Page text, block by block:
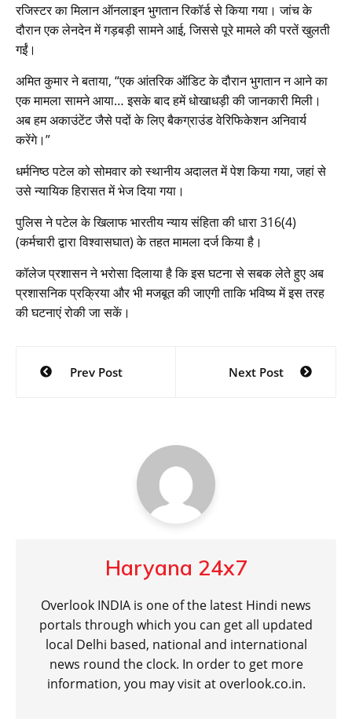
रजिस्टर का मिलान ऑनलाइन भुगतान रिकॉर्ड से किया गया। जांच के
दौरान एक लेनदेन में गड़बड़ी सामने आई, जिससे पूरे मामले की परतें खुलती
गईं।
अमित कुमार ने बताया, “एक आंतरिक ऑडिट के दौरान भुगतान न आने का
एक मामला सामने आया… इसके बाद हमें धोखाधड़ी की जानकारी मिली।
अब हम अकाउंटेंट जैसे पदों के लिए बैकग्राउंड वेरिफिकेशन अनिवार्य
करेंगे।”
धर्मनिष्ठ पटेल को सोमवार को स्थानीय अदालत में पेश किया गया, जहां से
उसे न्यायिक हिरासत में भेज दिया गया।
पुलिस ने पटेल के खिलाफ भारतीय न्याय संहिता की धारा 316(4)
(कर्मचारी द्वारा विश्वासघात) के तहत मामला दर्ज किया है।
कॉलेज प्रशासन ने भरोसा दिलाया है कि इस घटना से सबक लेते हुए अब
प्रशासनिक प्रक्रिया और भी मजबूत की जाएगी ताकि भविष्य में इस तरह
की घटनाएं रोकी जा सकें।
Post
navigation
Prev Post Next Post
Haryana 24x7
Overlook INDIA is one of the latest Hindi news
portals through which you can get all updated
local Delhi based, national and international
news round the clock. In order to get more
information, you may visit at overlook.co.in.